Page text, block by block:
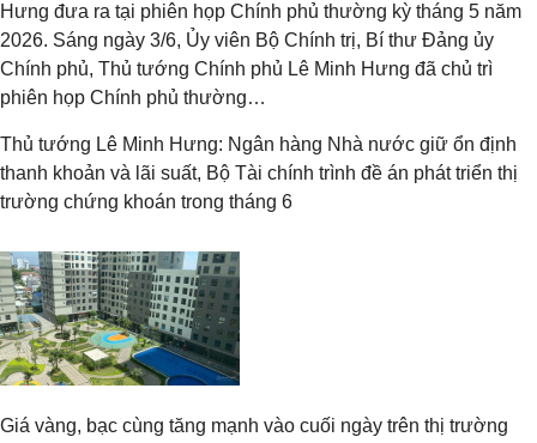
Hưng đưa ra tại phiên họp Chính phủ thường kỳ tháng 5 năm
2026. Sáng ngày 3/6, Ủy viên Bộ Chính trị, Bí thư Đảng ủy
Chính phủ, Thủ tướng Chính phủ Lê Minh Hưng đã chủ trì
phiên họp Chính phủ thường…
Thủ tướng Lê Minh Hưng: Ngân hàng Nhà nước giữ ổn định
thanh khoản và lãi suất, Bộ Tài chính trình đề án phát triển thị
trường chứng khoán trong tháng 6
Giá vàng, bạc cùng tăng mạnh vào cuối ngày trên thị trường